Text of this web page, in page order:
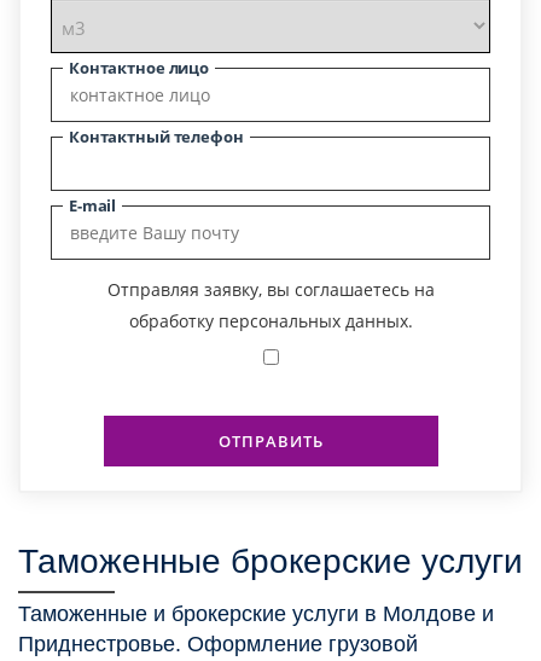
Контактное лицо
Контактный телефон
E-mail
Отправляя заявку, вы соглашаетесь на
обработку персональных данных.
ОТПРАВИТЬ
Таможенные брокерские услуги
Таможенные и брокерские услуги в Молдове и
Приднестровье. Оформление грузовой